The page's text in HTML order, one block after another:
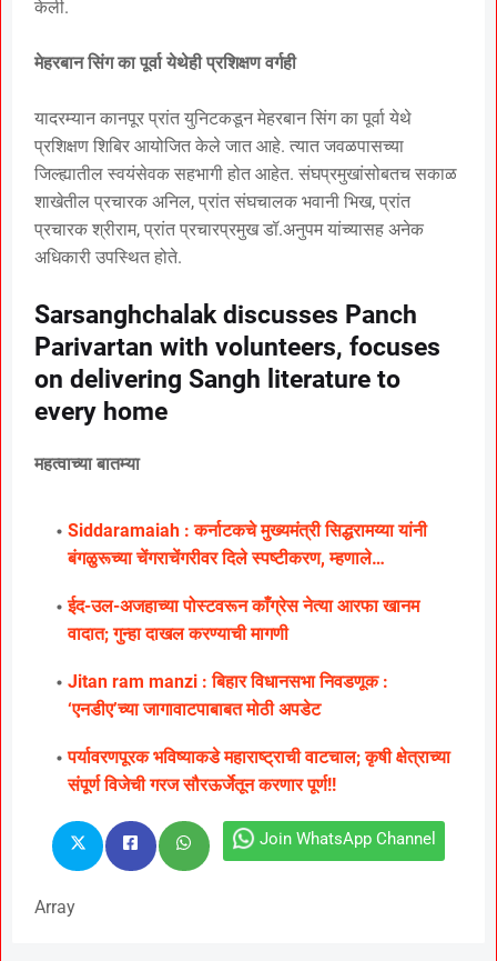
केली.
मेहरबान सिंग का पूर्वा येथेही प्रशिक्षण वर्गही
यादरम्यान कानपूर प्रांत युनिटकडून मेहरबान सिंग का पूर्वा येथे
प्रशिक्षण शिबिर आयोजित केले जात आहे. त्यात जवळपासच्या
जिल्ह्यातील स्वयंसेवक सहभागी होत आहेत. संघप्रमुखांसोबतच सकाळ
शाखेतील प्रचारक अनिल, प्रांत संघचालक भवानी भिख, प्रांत
प्रचारक श्रीराम, प्रांत प्रचारप्रमुख डॉ.अनुपम यांच्यासह अनेक
अधिकारी उपस्थित होते.
Sarsanghchalak discusses Panch
Parivartan with volunteers, focuses
on delivering Sangh literature to
every home
महत्वाच्या बातम्या
Siddaramaiah : कर्नाटकचे मुख्यमंत्री सिद्धरामय्या यांनी
बंगळुरूच्या चेंगराचेंगरीवर दिले स्पष्टीकरण, म्हणाले…
ईद-उल-अजहाच्या पोस्टवरून काँग्रेस नेत्या आरफा खानम
वादात; गुन्हा दाखल करण्याची मागणी
Jitan ram manzi : बिहार विधानसभा निवडणूक :
‘एनडीए’च्या जागावाटपाबाबत मोठी अपडेट
पर्यावरणपूरक भविष्याकडे महाराष्ट्राची वाटचाल; कृषी क्षेत्राच्या
संपूर्ण विजेची गरज सौरऊर्जेतून करणार पूर्ण!!
Join WhatsApp Channel
Array